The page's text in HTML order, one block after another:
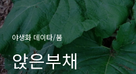
야생화 데이타/봄
앉은부채